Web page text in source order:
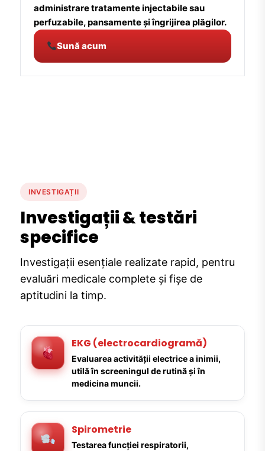
administrare tratamente injectabile sau
perfuzabile, pansamente și îngrijirea plăgilor.
Sună acum
INVESTIGAȚII
Investigații & testări
specifice
Investigații esențiale realizate rapid, pentru
evaluări medicale complete și fișe de
aptitudini la timp.
EKG (electrocardiogramă)
Evaluarea activității electrice a inimii,
utilă în screeningul de rutină și în
medicina muncii.
Spirometrie
Testarea funcției respiratorii,